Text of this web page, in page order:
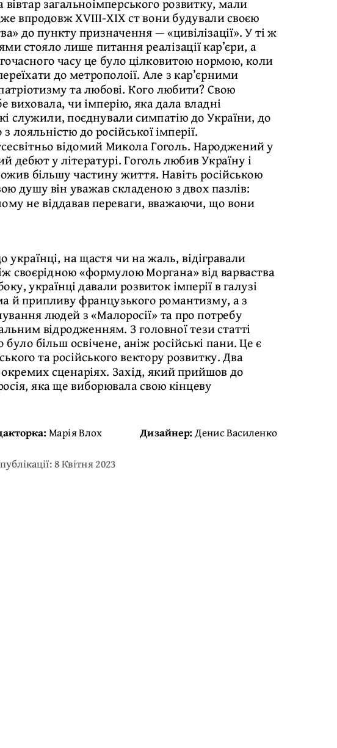
впродовж XVІІІ-ХІХ ст вони будували своєю
до пункту призначення — «цивілізації». У ті ж
стояло лише питання реалізації кар’єри, а
часу це було цілковитою нормою, коли
до метрополоії. Але з кар’єрними
та любові. Кого любити? Свою
виховала, чи імперію, яка дала владні
служили, поєднували симпатію до України, до
лояльністю до російської імперії.
відомий Микола Гоголь. Народжений у
дебют у літературі. Гоголь любив Україну і
більшу частину життя. Навіть російською
душу він уважав складеною з двох пазлів:
не віддавав переваги, вважаючи, що вони
на щастя чи на жаль, відігравали
своєрідною «формулою Моргана» від варваства
українці давали розвиток імперії в галузі
й припливу французького романтизму, а з
людей з «Малоросії» та про потребу
відродженням. З головної тези статті
більш освічене, аніж російські пани. Це є
та російського вектору розвитку. Два
сценаріях. Захід, який прийшов до
яка ще виборювала свою кінцеву
Марія Влох Дизайнер:Денис Василенко
8 Квітня 2023